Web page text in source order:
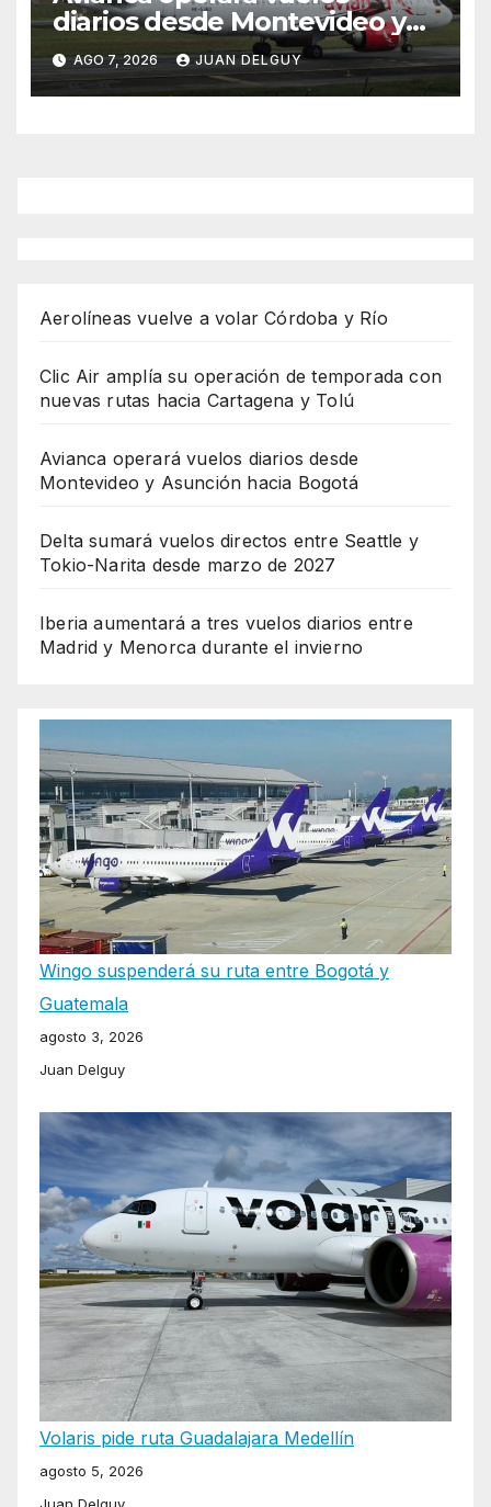
diarios desde Montevideo y
Asunción hacia Bogotá
AGO 7, 2026 JUAN DELGUY
Aerolíneas vuelve a volar Córdoba y Río
Clic Air amplía su operación de temporada con
nuevas rutas hacia Cartagena y Tolú
Avianca operará vuelos diarios desde
Montevideo y Asunción hacia Bogotá
Delta sumará vuelos directos entre Seattle y
Tokio-Narita desde marzo de 2027
Iberia aumentará a tres vuelos diarios entre
Madrid y Menorca durante el invierno
Wingo suspenderá su ruta entre Bogotá y
Guatemala
agosto 3, 2026
Juan Delguy
Volaris pide ruta Guadalajara Medellín
agosto 5, 2026